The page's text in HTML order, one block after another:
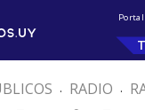
. RADIO .